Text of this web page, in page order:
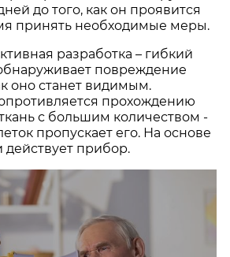
до того, как он проявится
принять необходимые меры.
разработка – гибкий
повреждение
оно станет видимым.
прохождению
ткань с большим количеством
пропускает его. На основе
действует прибор.